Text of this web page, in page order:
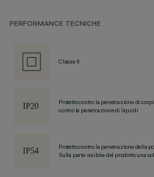
PERFORMANCE TECNICHE
Classe II
Protetto contro la penetrazione di
contro la penetrazione di liquidi.
Protetto contro la penetrazione della
Sulla parte visibile del prodotto una